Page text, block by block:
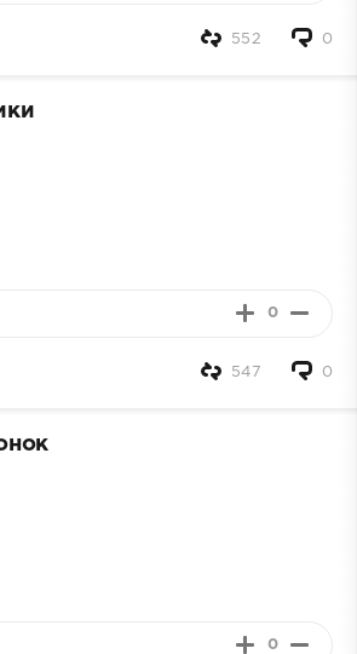
0
552
0
0
547
0